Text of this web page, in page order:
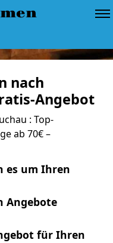
nach
Angebot
: Top-
ab 70€ –
es um Ihren
Angebote
für Ihren